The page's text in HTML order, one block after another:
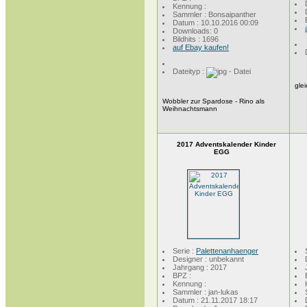
Kennung :
Sammler : Bonsaipanther
Datum : 10.10.2016 00:09
Downloads: 0
Bildhits : 1696
auf Ebay kaufen!
Dateityp :
Wobbler zur Spardose - Rino als
Weihnachtsmann
2017 Adventskalender Kinder
EGG
Serie : Palettenanhaenger
Designer : unbekannt
Jahrgang : 2017
BPZ :
Kennung :
Sammler : jan-lukas
Datum : 21.11.2017 18:17